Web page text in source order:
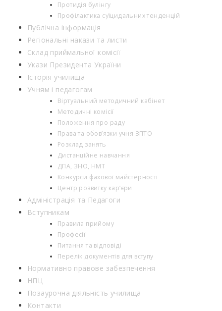
Протидія булінгу
Профілактика суїцидальних тенденцій
Публічна інформація
Регіональні накази та листи
Склад приймальної комісії
Укази Президента України
Історія училища
Учням і педагогам
Віртуальний методичний кабінет
Методичні комісії
Положення про раду
Права та обов’язки учня ЗПТО
Розклад занять
Дистанційне навчання
ДПА, ЗНО, НМТ
Конкурси фахової майстерності
Центр розвитку кар’єри
Адміністрація та Педагоги
Вступникам
Правила прийому
Професії
Питання та відповіді
Перелік документів для вступу
Нормативно правове забезпечення
НПЦ
Позаурочна діяльність училища
Контакти